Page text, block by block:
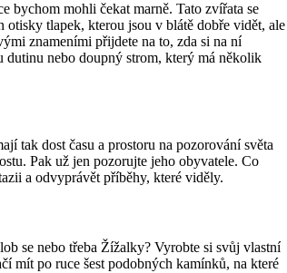
bychom mohli čekat marně. Tato zvířata se
otisky tlapek, kterou jsou v blátě dobře vidět, ale
znameními přijdete na to, zda si na ní
dutinu nebo doupný strom, který má několik
tak dost času a prostoru na pozorování světa
Pak už jen pozorujte jeho obyvatele. Co
a odvyprávět příběhy, které viděly.
se nebo třeba Žížalky? Vyrobte si svůj vlastní
mít po ruce šest podobných kamínků, na které